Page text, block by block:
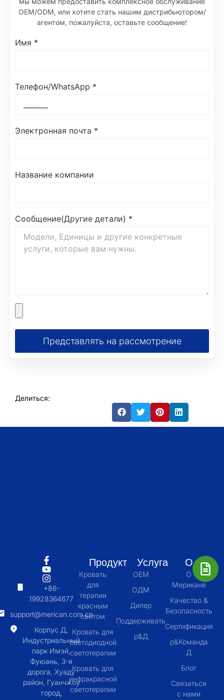
OEM/ODM, или хотите стать нашим дистрибьютором/
агентом, пожалуйста, оставьте сообщение!
Имя *
Телефон/WhatsApp *
Электронная почта *
Название компании
Сообщение(Другие детали) *
Представлять на рассмотрение
Делиться:
+86-
19928364677
support@merican.com.cn
Корпус Д,
Индустриальный
парк Имэй,
Фуюань, 3-я
дорога, Хуаду
район, Гуанчжоу
город,
Продукт
Кровать
для
терапии
красным
светом
Кровать для
светодиодной
светотерапии
Кровать для
инфракрасной
светотерапии
Услуга
OEM
ОДМ
Дилер
Поддерживать
р&Д
О
О
Мерикане
Качество &
Безопасность
Сертификация
р&Команда
Д
Блог
Связаться
с нами